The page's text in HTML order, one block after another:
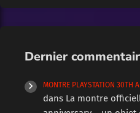
Dernier
MONTRE PLAYSTATION 30TH
dans La montre